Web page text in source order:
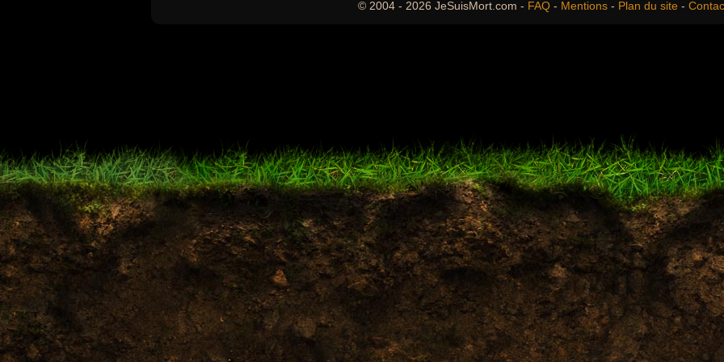
© 2004 - 2026 JeSuisMort.com - FAQ - Mentions - Plan du site -